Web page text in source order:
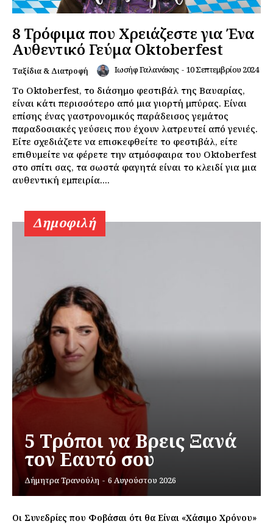
Εγγραφείτε τώρα!
8 Τρόφιμα που Χρειάζεστε για Ένα
Αυθεντικό Γεύμα Oktoberfest
Ταξίδια & Διατροφή Ιωσήφ Γαλανάκης - 10 Σεπτεμβρίου 2024
Το Oktoberfest, το διάσημο φεστιβάλ της Βαυαρίας,
είναι κάτι περισσότερο από μια γιορτή μπύρας. Είναι
επίσης ένας γαστρονομικός παράδεισος γεμάτος
παραδοσιακές γεύσεις που έχουν λατρευτεί από γενιές.
Είτε σχεδιάζετε να επισκεφθείτε το φεστιβάλ, είτε
επιθυμείτε να φέρετε την ατμόσφαιρα του Oktoberfest
στο σπίτι σας, τα σωστά φαγητά είναι το κλειδί για μια
αυθεντική εμπειρία....
Δημοφιλή
5 Τρόποι να Βρεις Ξανά
τον Εαυτό σου
Δήμητρα Τρανούλη - 6 Αυγούστου 2026
Οι Συνεδρίες που Φοβάσαι ότι θα Είναι «Χάσιμο Χρόνου»